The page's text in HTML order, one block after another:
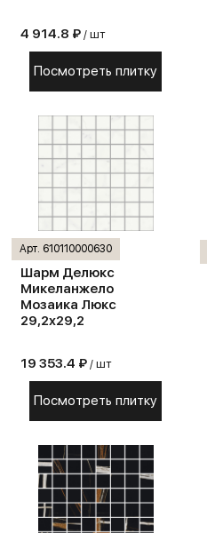
4 914.8 ₽ / шт
Посмотреть плитку
Арт. 610110000630
Шарм Делюкс
Микеланжело
Мозаика Люкс
29,2х29,2
19 353.4 ₽ / шт
Посмотреть плитку